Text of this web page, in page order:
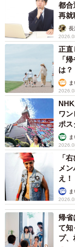
では解決できない
へ迷惑をかけた罪
せる場所」と強調す
仲間につながって
に陥る人も多いが
直せる」と話す。
「当事者の会」と
話相談を受け、必
金や人間関係がこ
る人は、一度、ミ
いる。
都合
再就
アカ長
正直
「
は？
ワ
ポス
「
メ
え
帰
て知
プ、